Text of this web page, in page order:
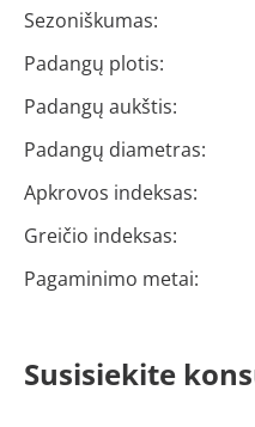
Sezoniškumas:
Padangų plotis:
Padangų aukštis:
Padangų diametras:
Apkrovos indeksas:
Greičio indeksas:
Pagaminimo metai:
Susisiekite